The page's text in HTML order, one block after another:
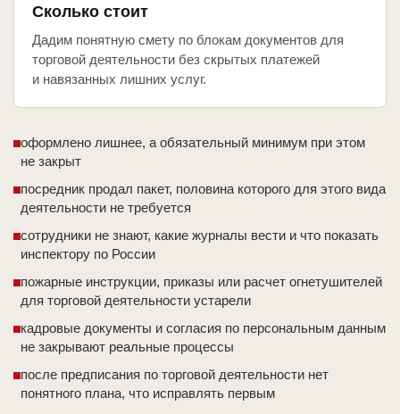
Сколько стоит
Дадим понятную смету по блокам документов для
торговой деятельности без скрытых платежей
и навязанных лишних услуг.
оформлено лишнее, а обязательный минимум при этом
не закрыт
посредник продал пакет, половина которого для этого вида
деятельности не требуется
сотрудники не знают, какие журналы вести и что показать
инспектору по России
пожарные инструкции, приказы или расчет огнетушителей
для торговой деятельности устарели
кадровые документы и согласия по персональным данным
не закрывают реальные процессы
после предписания по торговой деятельности нет
понятного плана, что исправлять первым